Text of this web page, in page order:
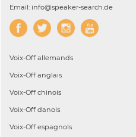
Email: info@speaker-search.de
Voix-Off allemands
Voix-Off anglais
Voix-Off chinois
Voix-Off danois
Voix-Off espagnols